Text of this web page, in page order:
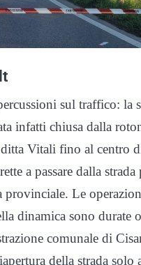
sul traffico: la
infatti chiusa dalla
ditta Vitali fino al centro
a passare dalla strada
provinciale. Le
dinamica sono durate
comunale di
della strada solo